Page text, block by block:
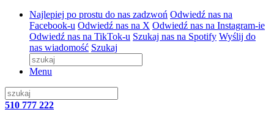
Najlepiej po prostu do nas zadzwoń Odwiedź nas na
Facebook-u Odwiedź nas na X Odwiedź nas na Instagram-ie
Odwiedź nas na TikTok-u Szukaj nas na Spotify Wyślij do
nas wiadomość Szukaj
Menu
510 777 222